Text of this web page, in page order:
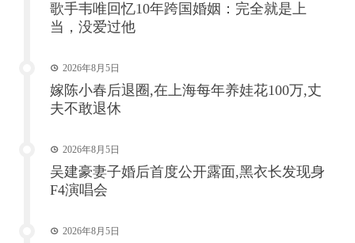
歌手韦唯回忆10年跨国婚姻：完全就是上
当，没爱过他
2026年8月5日
嫁陈小春后退圈,在上海每年养娃花100万,丈
夫不敢退休
2026年8月5日
吴建豪妻子婚后首度公开露面,黑衣长发现身
F4演唱会
2026年8月5日